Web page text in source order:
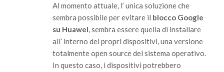
Al momento attuale, l’ unica soluzione che
sembra possibile per evitare il blocco Google
su Huawei, sembra essere quella di installare
all’ interno dei propri dispositivi, una versione
totalmente open source del sistema operativo.
In questo caso, i dispositivi potrebbero